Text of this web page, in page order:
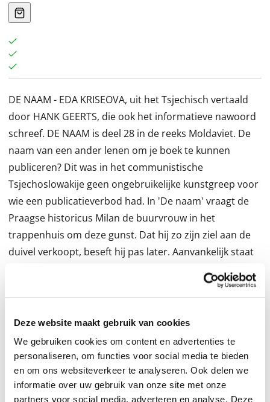
Deze website maakt gebruik van cookies
We gebruiken cookies om content en advertenties te
personaliseren, om functies voor social media te bieden
en om ons websiteverkeer te analyseren. Ook delen we
informatie over uw gebruik van onze site met onze
partners voor social media, adverteren en analyse. Deze
DE NAAM - EDA KRISEOVA, uit het Tsjechisch vertaald
door HANK GEERTS, die ook het informatieve nawoord
schreef. DE NAAM is deel 28 in de reeks Moldaviet. De
naam van een ander lenen om je boek te kunnen
publiceren? Dit was in het communistische
Tsjechoslowakije geen ongebruikelijke kunstgreep voor
wie een publicatieverbod had. In 'De naam' vraagt de
Praagse historicus Milan de buurvrouw in het
trappenhuis om deze gunst. Dat hij zo zijn ziel aan de
duivel verkoopt, beseft hij pas later. Aanvankelijk staat
versterkt in de situatie en is er geen weg terug. Zijn
die tegelijk komisch en tragisch zijn. De bijna filmische
plot voltrekt zich voornamelijk op de overloop van de
flat, waarbij het deurspionnetje een grote rol speelt.
Van Eda Kriseova, schrijfster en voormalig adviseur van
de eerste regering na de Fluwelen Revolutie, verscheen